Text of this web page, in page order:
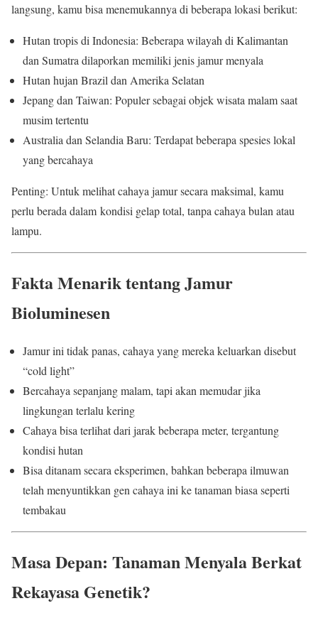
langsung, kamu bisa menemukannya di beberapa lokasi berikut:
Hutan tropis di Indonesia: Beberapa wilayah di Kalimantan
dan Sumatra dilaporkan memiliki jenis jamur menyala
Hutan hujan Brazil dan Amerika Selatan
Jepang dan Taiwan: Populer sebagai objek wisata malam saat
musim tertentu
Australia dan Selandia Baru: Terdapat beberapa spesies lokal
yang bercahaya
Penting: Untuk melihat cahaya jamur secara maksimal, kamu
perlu berada dalam kondisi gelap total, tanpa cahaya bulan atau
lampu.
Fakta Menarik tentang Jamur
Bioluminesen
Jamur ini tidak panas, cahaya yang mereka keluarkan disebut
“cold light”
Bercahaya sepanjang malam, tapi akan memudar jika
lingkungan terlalu kering
Cahaya bisa terlihat dari jarak beberapa meter, tergantung
kondisi hutan
Bisa ditanam secara eksperimen, bahkan beberapa ilmuwan
telah menyuntikkan gen cahaya ini ke tanaman biasa seperti
tembakau
Masa Depan: Tanaman Menyala Berkat
Rekayasa Genetik?